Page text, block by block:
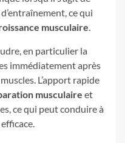
ce qui
musculaire.
en particulier la
immédiatement après
L’apport rapide
musculaire et
ce qui peut conduire à